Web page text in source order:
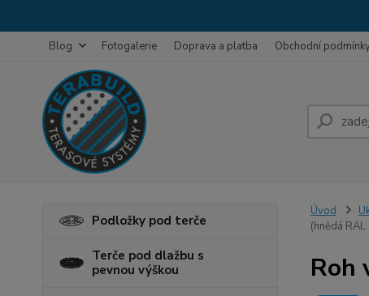
Blog Fotogalerie Doprava a platba Obchodní
Podložky pod terče
Terče pod dlažbu s
pevnou výškou
Úvod
(hnědá
Roh